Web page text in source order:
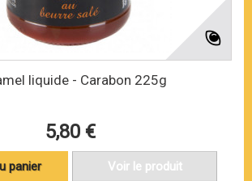
liquide - Carabon 225g
5,80 €
panier Voir le produit